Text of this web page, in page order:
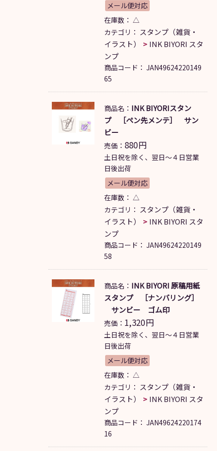
メール便対応
在庫数： △
カテゴリ： スタンプ（雑貨・
イラスト）
INK BIYORI スタ
ンプ
商品コード： JAN49624220149
65
商品名： INK BIYORIスタン
プ ［ペン先メンテ］ サン
ビー
売価： 880円
土日祝を除く、翌日～４日営業
日後出荷
メール便対応
在庫数： △
カテゴリ： スタンプ（雑貨・
イラスト）
INK BIYORI スタ
ンプ
商品コード： JAN49624220149
58
商品名： INK BIYORI 原稿用紙
スタンプ ［ナンバリング］
サンビー ゴム印
売価： 1,320円
土日祝を除く、翌日～４日営業
日後出荷
メール便対応
在庫数： △
カテゴリ： スタンプ（雑貨・
イラスト）
INK BIYORI スタ
ンプ
商品コード： JAN49624220174
16